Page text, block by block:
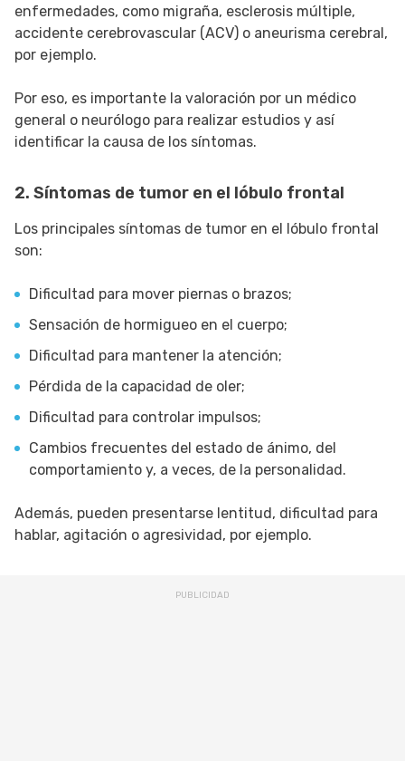
enfermedades, como migraña, esclerosis múltiple,
accidente cerebrovascular (ACV) o aneurisma cerebral,
por ejemplo.
Por eso, es importante la valoración por un médico
general o neurólogo para realizar estudios y así
identificar la causa de los síntomas.
2. Síntomas de tumor en el lóbulo frontal
Los principales síntomas de tumor en el lóbulo frontal
son:
Dificultad para mover piernas o brazos;
Sensación de hormigueo en el cuerpo;
Dificultad para mantener la atención;
Pérdida de la capacidad de oler;
Dificultad para controlar impulsos;
Cambios frecuentes del estado de ánimo, del
comportamiento y, a veces, de la personalidad.
Además, pueden presentarse lentitud, dificultad para
hablar, agitación o agresividad, por ejemplo.